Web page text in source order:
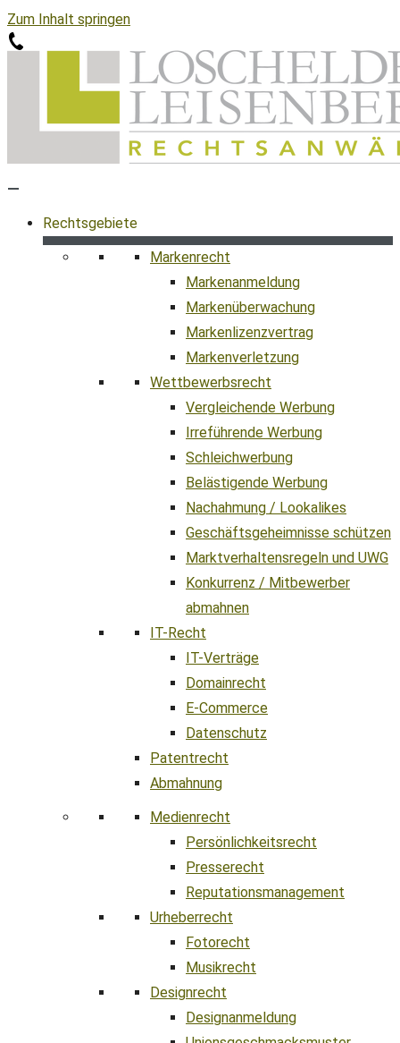
Zum Inhalt springen
Rechtsgebiete
Markenrecht
Markenanmeldung
Markenüberwachung
Markenlizenzvertrag
Markenverletzung
Wettbewerbsrecht
Vergleichende Werbung
Irreführende Werbung
Schleichwerbung
Belästigende Werbung
Nachahmung / Lookalikes
Geschäftsgeheimnisse schützen
Marktverhaltensregeln und UWG
Konkurrenz / Mitbewerber
abmahnen
IT-Recht
IT-Verträge
Domainrecht
E-Commerce
Datenschutz
Patentrecht
Abmahnung
Medienrecht
Persönlichkeitsrecht
Presserecht
Reputationsmanagement
Urheberrecht
Fotorecht
Musikrecht
Designrecht
Designanmeldung